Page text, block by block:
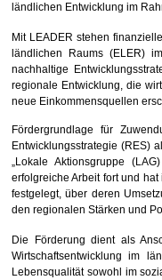
ländlichen Entwicklung im
Mit LEADER stehen
ländlichen Raums (ELER)
nachhaltige
regionale Entwicklung, die
neue Einkommensquellen
Fördergrundlage für
Entwicklungsstrategie (RES)
„Lokale Aktionsgruppe
erfolgreiche Arbeit fort und
festgelegt, über deren
den regionalen Stärken und
Die Förderung dient als
Wirtschaftsentwicklung im
Lebensqualität sowohl im